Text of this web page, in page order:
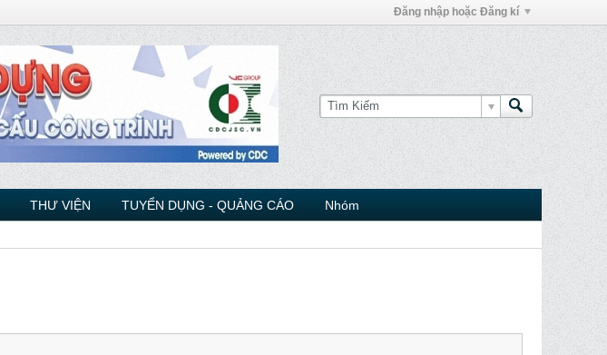
Đăng nhập hoặc Đăng kí
THƯ VIỆN TUYỂN DỤNG - QUẢNG CÁO Nhóm